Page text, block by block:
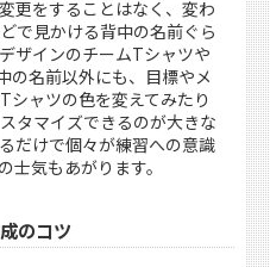
更をすることはなく、変わ
で見かける背中の名前ぐら
ザインのチームTシャツや
の名前以外にも、目標やメ
シャツの色を変えてみたり
タマイズできるのが大きな
だけで個々が練習への意識
士気もあがります。
のコツ